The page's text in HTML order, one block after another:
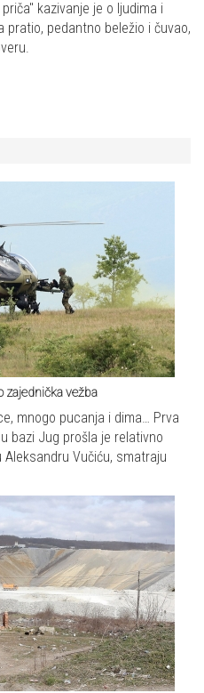
kazivanje je o ljudima i
pratio, pedantno beležio i čuvao,
zajednička vežba
mnogo pucanja i dima… Prva
bazi Jug prošla je relativno
Vučiću, smatraju